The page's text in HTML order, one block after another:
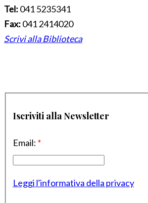
Tel: 041 5235341
Fax: 041 2414020
Scrivi alla Biblioteca
Iscriviti alla Newsletter
Email: *
Leggi l'informativa della privacy